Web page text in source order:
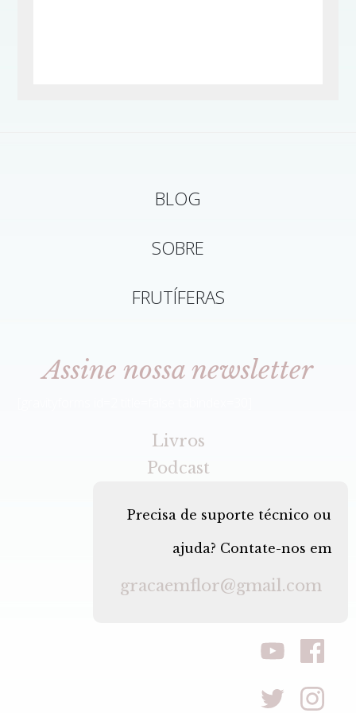
BLOG
SOBRE
FRUTÍFERAS
Assine nossa newsletter
Livros
Podcast
Precisa de suporte técnico ou
ajuda? Contate-nos em
gracaemflor@gmail.com